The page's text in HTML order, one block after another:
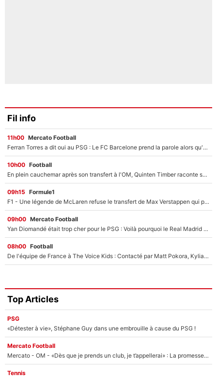
Fil info
11h00 Mercato Football
Ferran Torres a dit oui au PSG : Le FC Barcelone prend la parole alors qu'un transfert de l'attaquant espagnol prend forme
10h00 Football
En plein cauchemar après son transfert à l'OM, Quinten Timber raconte ses doutes après sa signature à Marseille
09h15 Formule1
F1 - Une légende de McLaren refuse le transfert de Max Verstappen qui pourrait «faire des vagues» et plomber l'ambiance dans l'équipe
09h00 Mercato Football
Yan Diomandé était trop cher pour le PSG : Voilà pourquoi le Real Madrid a accepté de payer la somme record de 140M€ pour boucler son transfert !
08h00 Football
De l'équipe de France à The Voice Kids : Contacté par Matt Pokora, Kylian Mbappé a accepté de jouer un rôle inédit sur TF1 !
Top Articles
PSG
«Détester à vie», Stéphane Guy dans une embrouille à cause du PSG !
Mercato Football
Mercato - OM - «Dès que je prends un club, je t’appellerai» : La promesse de Marcelino au moment de claquer la porte
Tennis